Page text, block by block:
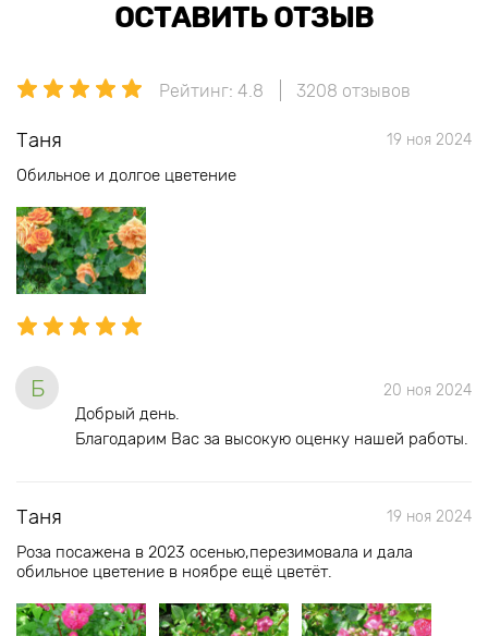
ОСТАВИТЬ ОТЗЫВ
Рейтинг: 4.8 3208 отзывов
Таня 19 ноя 2024
Обильное и долгое цветение
Б 20 ноя 2024
Добрый день.
Благодарим Вас за высокую оценку нашей работы.
Таня 19 ноя 2024
Роза посажена в 2023 осенью,перезимовала и дала
обильное цветение в ноябре ещё цветёт.